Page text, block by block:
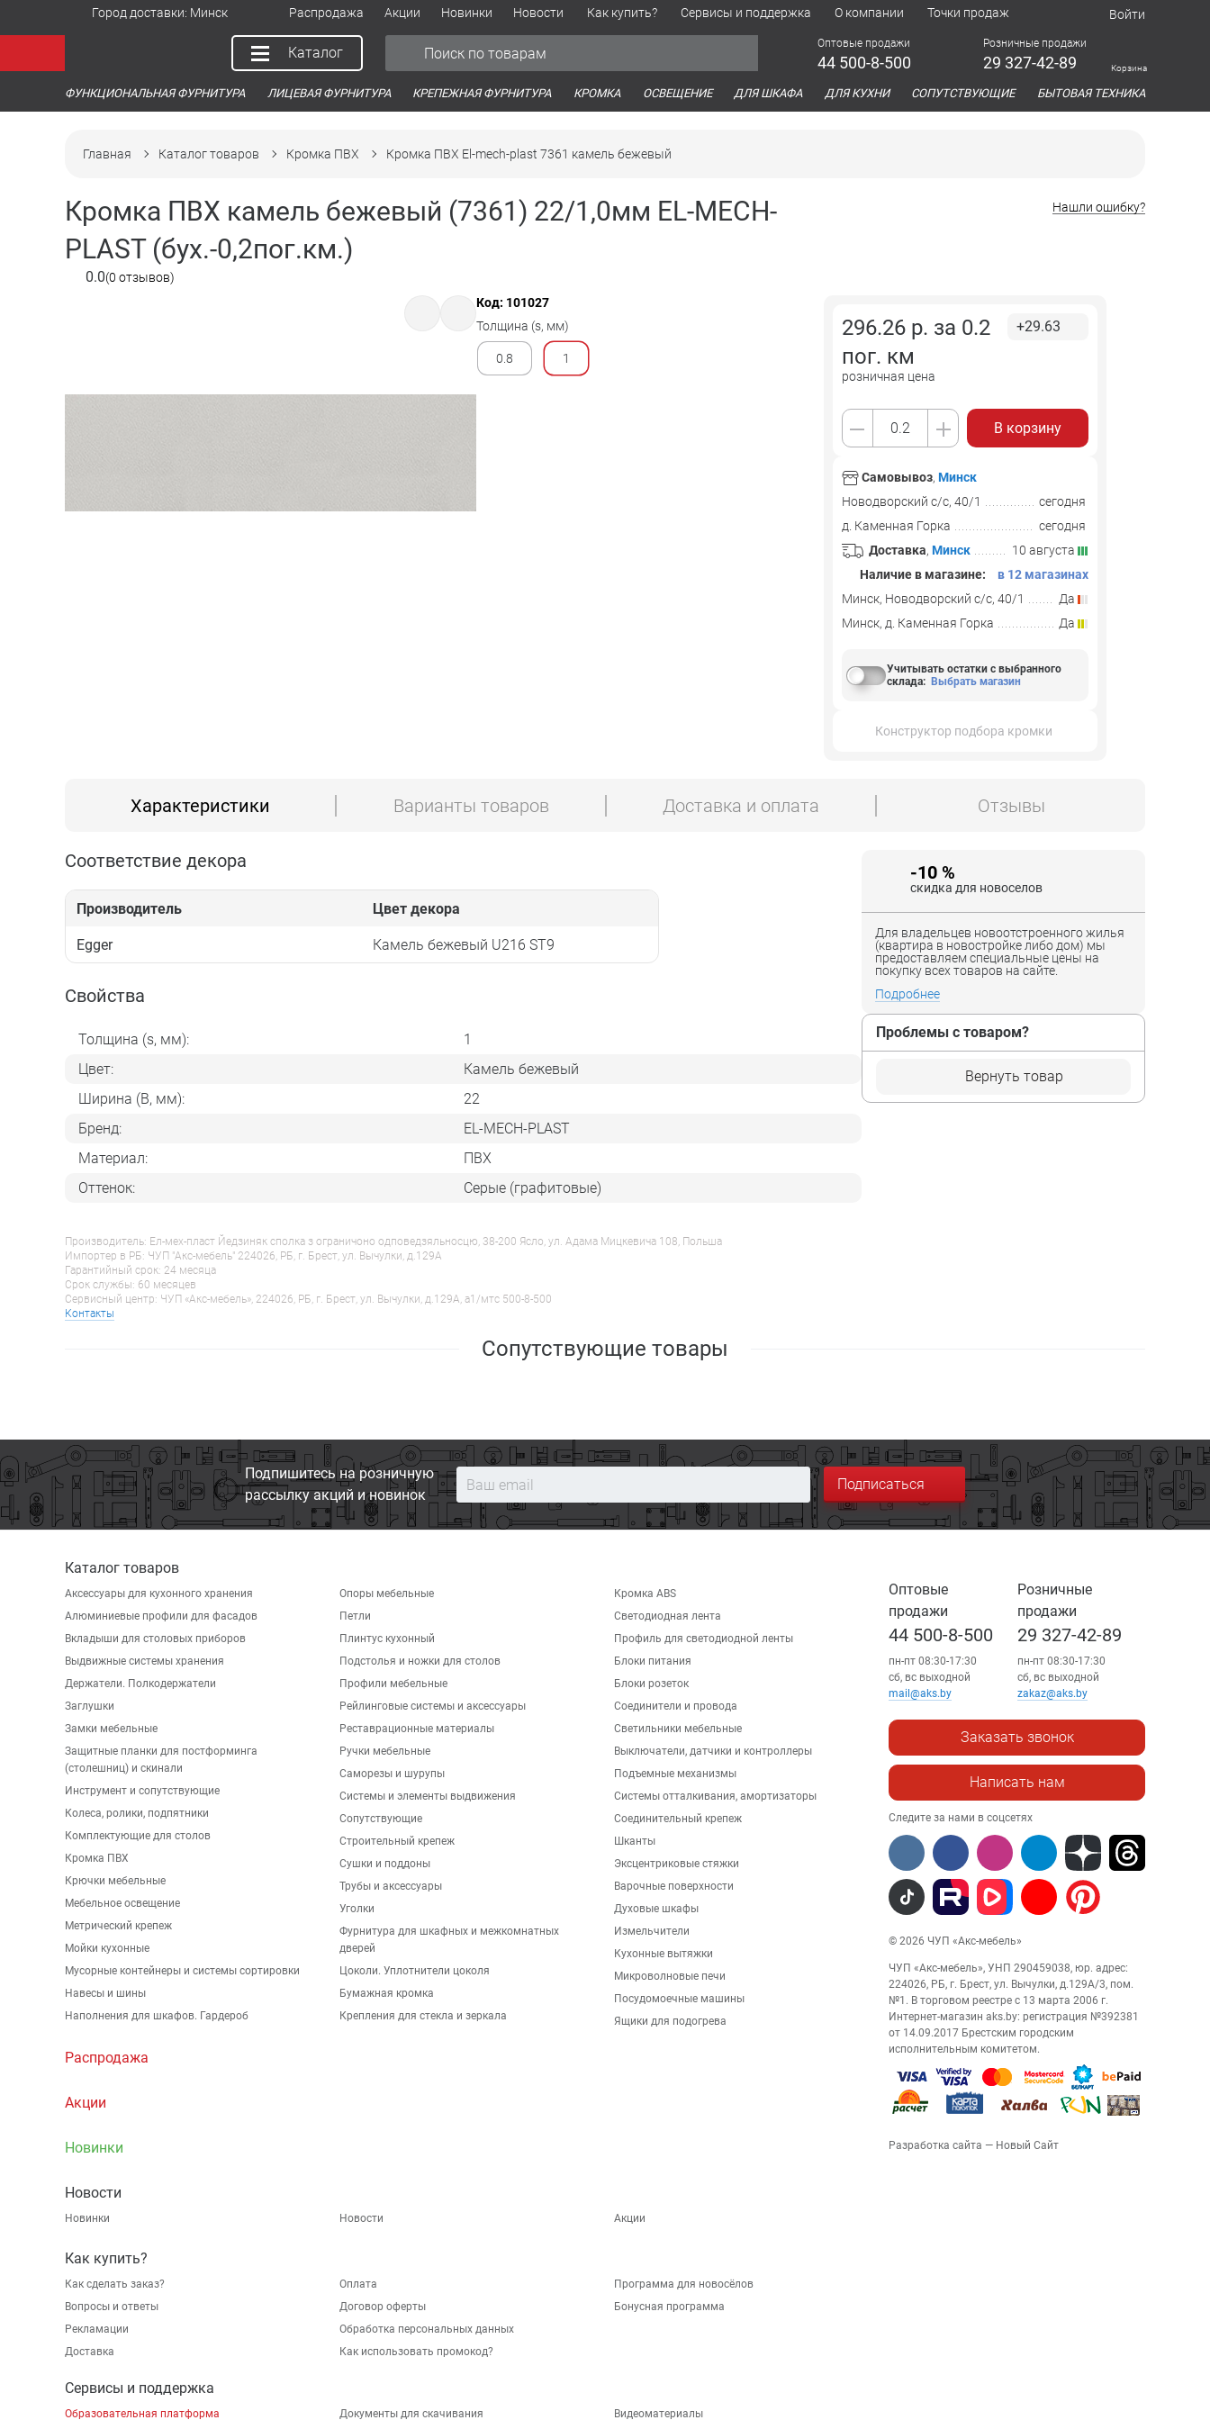
Город доставки: Минск Распродажа Акции Новинки Новости Как купить? Сервисы и поддержка О компании Точки продаж Войти
Каталог
Оптовые продажи
44 500-8-500
Розничные продажи
29 327-42-89 Корзина
ФУНКЦИОНАЛЬНАЯ ФУРНИТУРА ЛИЦЕВАЯ ФУРНИТУРА КРЕПЕЖНАЯ ФУРНИТУРА КРОМКА ОСВЕЩЕНИЕ ДЛЯ ШКАФА ДЛЯ КУХНИ СОПУТСТВУЮЩИЕ БЫТОВАЯ ТЕХНИКА
Главная Каталог товаров Кромка ПВХ Кромка ПВХ El-mech-plast 7361 камель бежевый
Кромка ПВХ камель бежевый (7361) 22/1,0мм EL-MECH-
PLAST (бух.-0,2пог.км.)
0.0(0 отзывов)
Нашли ошибку?
Код: 101027
Толщина (s, мм)
0.8 1
296.26 р. за 0.2
пог. км
розничная цена
+29.63
В корзину
Самовывоз, Минск
Новодворский с/с, 40/1
сегодня
д. Каменная Горка
сегодня
Доставка, Минск
10 августа
Наличие в магазине:
в 12 магазинах
Минск, Новодворский с/с, 40/1
Да
Минск, д. Каменная Горка
Да
Учитывать остатки с выбранного
склада: Выбрать магазин
Конструктор подбора кромки
Характеристики Варианты товаров Доставка и оплата Отзывы
Соответствие декора
Производитель Цвет декора
Egger Камель бежевый U216 ST9
Свойства
Толщина (s, мм):
1
Цвет:
Камель бежевый
Ширина (B, мм):
22
Бренд:
EL-MECH-PLAST
Материал:
ПВХ
Оттенок:
Серые (графитовые)
Производитель: Ел-мех-пласт Йедзиняк сполка з ограничоно одповедзяльносцю, 38-200 Ясло, ул. Адама Мицкевича 108, Польша
Импортер в РБ: ЧУП "Акс-мебель" 224026, РБ, г. Брест, ул. Вычулки, д.129А
Гарантийный срок: 24 месяца
Срок службы: 60 месяцев
Сервисный центр: ЧУП «Акс-мебель», 224026, РБ, г. Брест, ул. Вычулки, д.129А, a1/мтс 500-8-500
Контакты
-10 %
скидка для новоселов
Для владельцев новоотстроенного жилья
(квартира в новостройке либо дом) мы
предоставляем специальные цены на
покупку всех товаров на сайте.
Подробнее
Проблемы с товаром?
Вернуть товар
Сопутствующие товары
Подпишитесь на розничную
рассылку акций и новинок
Подписаться
Каталог товаров
Аксессуары для кухонного хранения
Алюминиевые профили для фасадов
Вкладыши для столовых приборов
Выдвижные системы хранения
Держатели. Полкодержатели
Заглушки
Замки мебельные
Защитные планки для постформинга
(столешниц) и скинали
Инструмент и сопутствующие
Колеса, ролики, подпятники
Комплектующие для столов
Кромка ПВХ
Крючки мебельные
Мебельное освещение
Метрический крепеж
Мойки кухонные
Мусорные контейнеры и системы сортировки
Навесы и шины
Наполнения для шкафов. Гардероб
Опоры мебельные
Петли
Плинтус кухонный
Подстолья и ножки для столов
Профили мебельные
Рейлинговые системы и аксессуары
Реставрационные материалы
Ручки мебельные
Саморезы и шурупы
Системы и элементы выдвижения
Сопутствующие
Строительный крепеж
Сушки и поддоны
Трубы и аксессуары
Уголки
Фурнитура для шкафных и межкомнатных
дверей
Цоколи. Уплотнители цоколя
Бумажная кромка
Крепления для стекла и зеркала
Кромка ABS
Светодиодная лента
Профиль для светодиодной ленты
Блоки питания
Блоки розеток
Соединители и провода
Светильники мебельные
Выключатели, датчики и контроллеры
Подъемные механизмы
Системы отталкивания, амортизаторы
Соединительный крепеж
Шканты
Эксцентриковые стяжки
Варочные поверхности
Духовые шкафы
Измельчители
Кухонные вытяжки
Микроволновые печи
Посудомоечные машины
Ящики для подогрева
Распродажа
Акции
Новинки
Новости
Новинки Новости Акции
Как купить?
Как сделать заказ?
Вопросы и ответы
Рекламации
Доставка
Оплата
Договор оферты
Обработка персональных данных
Как использовать промокод?
Программа для новосёлов
Бонусная программа
Сервисы и поддержка
Образовательная платформа Документы для скачивания Видеоматериалы
Оптовые
продажи
44 500-8-500
пн-пт 08:30-17:30
сб, вс выходной
mail@aks.by
Розничные
продажи
29 327-42-89
пн-пт 08:30-17:30
сб, вс выходной
zakaz@aks.by
Заказать звонок
Написать нам
Следите за нами в соцсетях
© 2026 ЧУП «Акс-мебель»
ЧУП «Акс-мебель», УНП 290459038, юр. адрес:
224026, РБ, г. Брест, ул. Вычулки, д.129А/3, пом.
№1. В торговом реестре с 13 марта 2006 г.
Интернет-магазин aks.by: регистрация №392381
от 14.09.2017 Брестским городским
исполнительным комитетом.
Разработка сайта — Новый Сайт